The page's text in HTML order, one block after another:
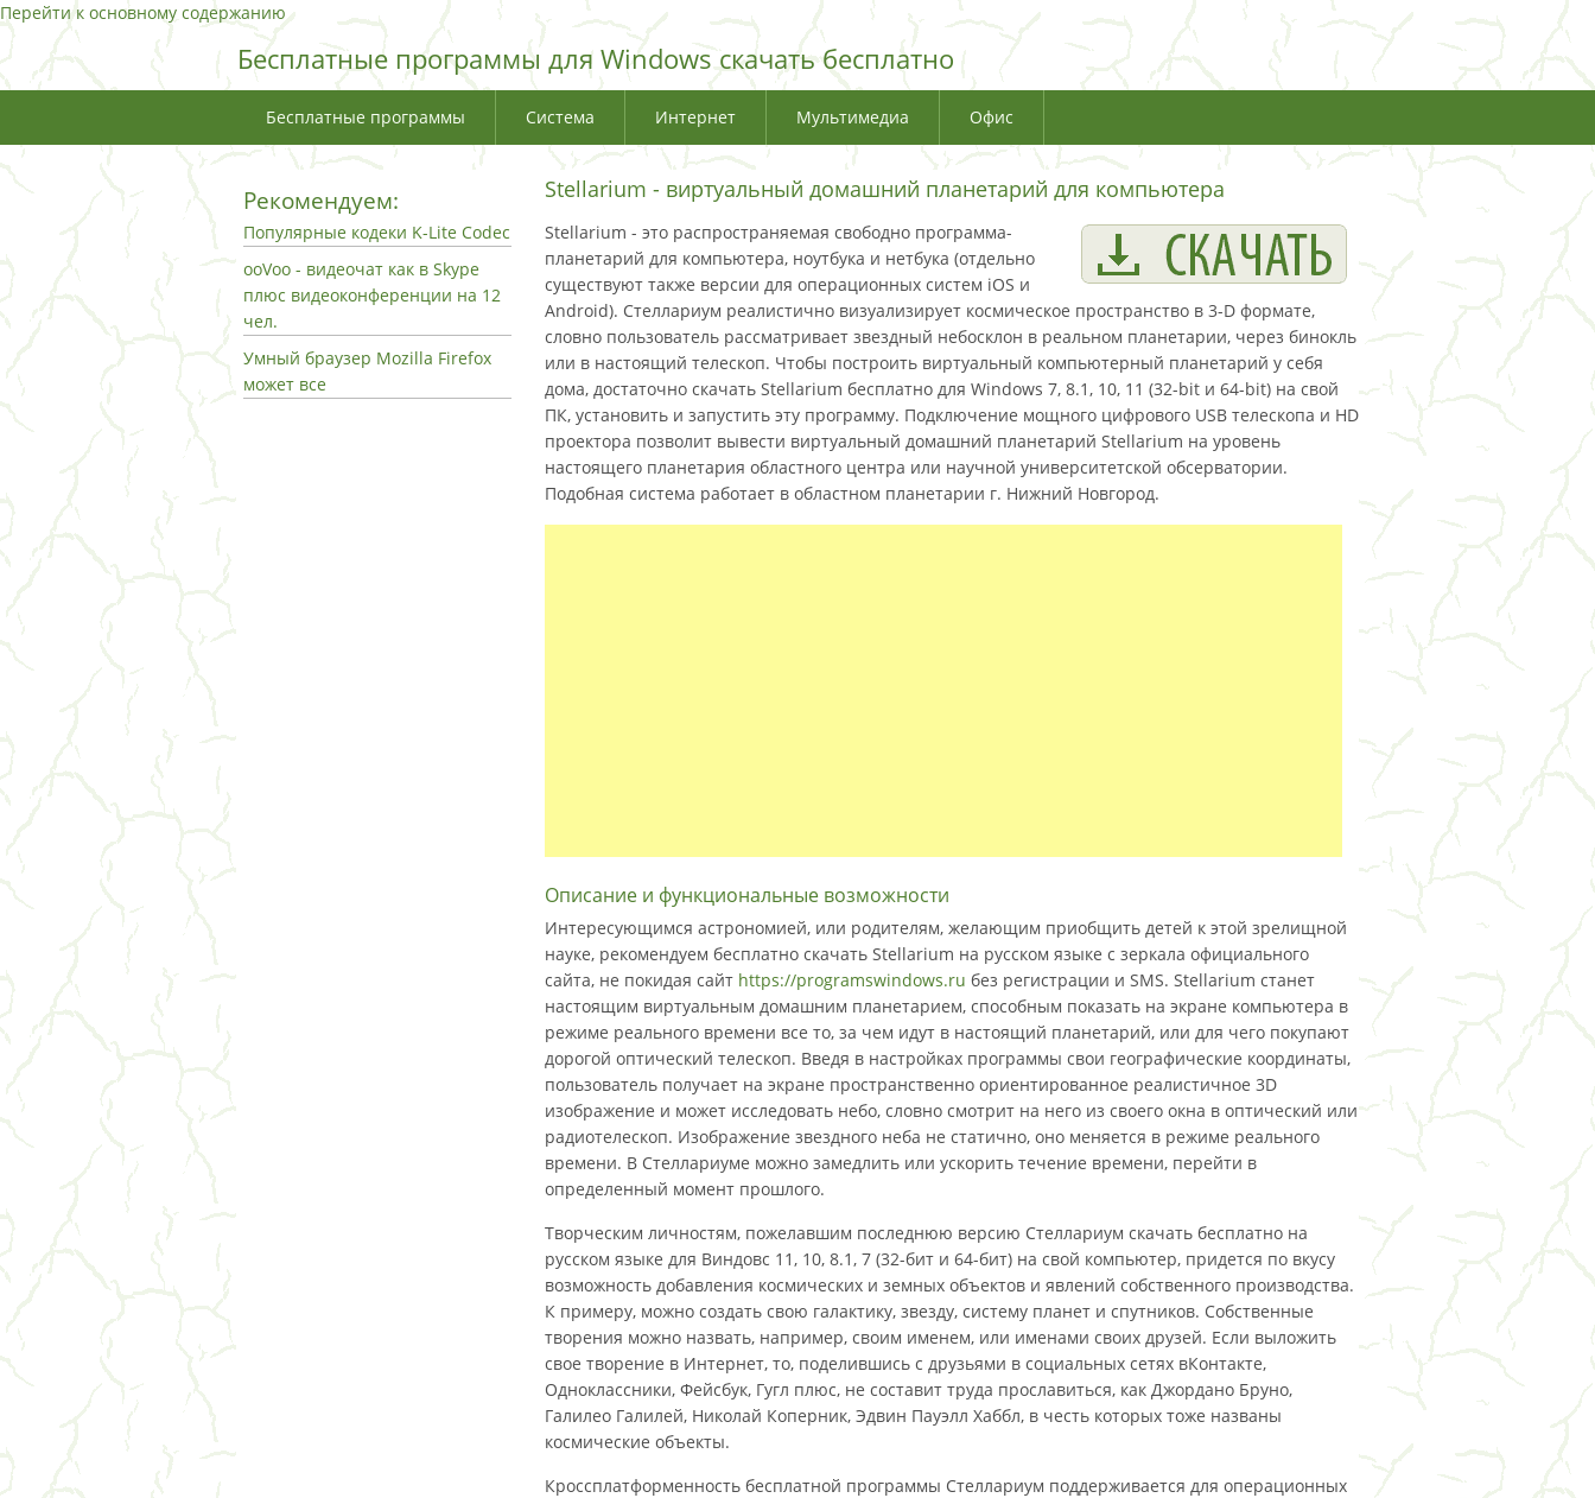
Перейти к основному содержанию
Бесплатные программы для Windows скачать бесплатно
Бесплатные программы Система Интернет Мультимедиа Офис
Stellarium - виртуальный домашний планетарий для компьютера
Stellarium - это распространяемая свободно программа-
планетарий для компьютера, ноутбука и нетбука (отдельно
существуют также версии для операционных систем iOS и
Android). Стеллариум реалистично визуализирует космическое пространство в 3-D формате,
словно пользователь рассматривает звездный небосклон в реальном планетарии, через бинокль
или в настоящий телескоп. Чтобы построить виртуальный компьютерный планетарий у себя
дома, достаточно скачать Stellarium бесплатно для Windows 7, 8.1, 10, 11 (32-bit и 64-bit) на свой
ПК, установить и запустить эту программу. Подключение мощного цифрового USB телескопа и HD
проектора позволит вывести виртуальный домашний планетарий Stellarium на уровень
настоящего планетария областного центра или научной университетской обсерватории.
Подобная система работает в областном планетарии г. Нижний Новгород.
Описание и функциональные возможности
Интересующимся астрономией, или родителям, желающим приобщить детей к этой зрелищной
науке, рекомендуем бесплатно скачать Stellarium на русском языке с зеркала официального
сайта, не покидая сайт https://programswindows.ru без регистрации и SMS. Stellarium станет
настоящим виртуальным домашним планетарием, способным показать на экране компьютера в
режиме реального времени все то, за чем идут в настоящий планетарий, или для чего покупают
дорогой оптический телескоп. Введя в настройках программы свои географические координаты,
пользователь получает на экране пространственно ориентированное реалистичное 3D
изображение и может исследовать небо, словно смотрит на него из своего окна в оптический или
радиотелескоп. Изображение звездного неба не статично, оно меняется в режиме реального
времени. В Стеллариуме можно замедлить или ускорить течение времени, перейти в
определенный момент прошлого.
Творческим личностям, пожелавшим последнюю версию Стеллариум скачать бесплатно на
русском языке для Виндовс 11, 10, 8.1, 7 (32-бит и 64-бит) на свой компьютер, придется по вкусу
возможность добавления космических и земных объектов и явлений собственного производства.
К примеру, можно создать свою галактику, звезду, систему планет и спутников. Собственные
творения можно назвать, например, своим именем, или именами своих друзей. Если выложить
свое творение в Интернет, то, поделившись с друзьями в социальных сетях вКонтакте,
Одноклассники, Фейсбук, Гугл плюс, не составит труда прославиться, как Джордано Бруно,
Галилео Галилей, Николай Коперник, Эдвин Пауэлл Хаббл, в честь которых тоже названы
космические объекты.
Кроссплатформенность бесплатной программы Стеллариум поддерживается для операционных
Рекомендуем:
Популярные кодеки K-Lite Codec
ooVoo - видеочат как в Skype
плюс видеоконференции на 12
чел.
Умный браузер Mozilla Firefox
может все